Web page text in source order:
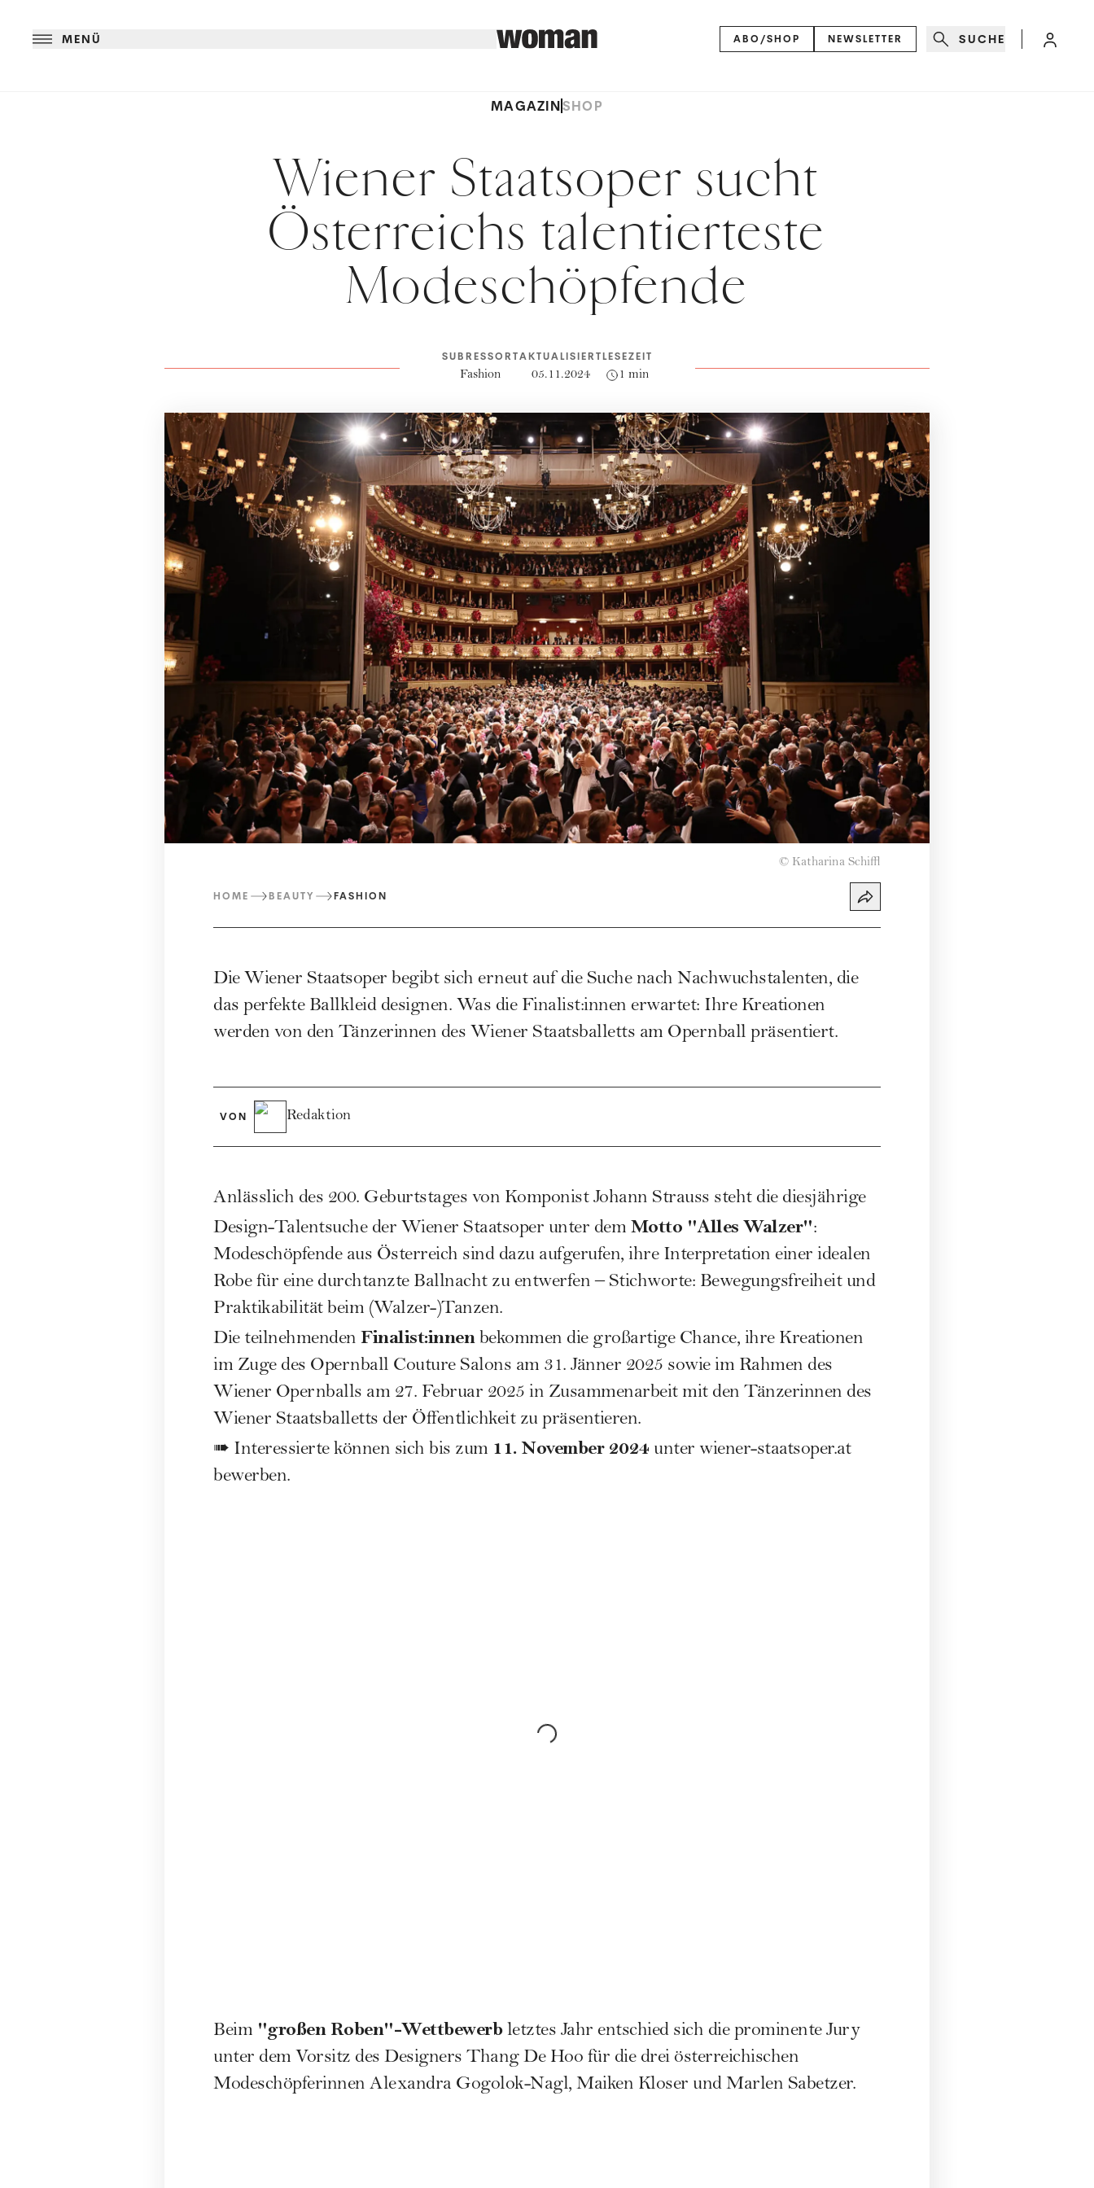
MENÜ ABO/SHOP NEWSLETTER SUCHE
MAGAZINSHOP
Wiener Staatsoper sucht
Österreichs talentierteste
Modeschöpfende
SUBRESSORT
Fashion
AKTUALISIERT
05.11.2024
LESEZEIT
1 min
© Katharina Schiffl
HOME BEAUTY FASHION
Die Wiener Staatsoper begibt sich erneut auf die Suche nach Nachwuchstalenten, die
das perfekte Ballkleid designen. Was die Finalist:innen erwartet: Ihre Kreationen
werden von den Tänzerinnen des Wiener Staatsballetts am Opernball präsentiert.
VON Redaktion
Anlässlich des 200. Geburtstages von Komponist Johann Strauss steht die diesjährige
Design-Talentsuche der Wiener Staatsoper unter dem Motto "Alles Walzer":
Modeschöpfende aus Österreich sind dazu aufgerufen, ihre Interpretation einer idealen
Robe für eine durchtanzte Ballnacht zu entwerfen – Stichworte: Bewegungsfreiheit und
Praktikabilität beim (Walzer-)Tanzen.
Die teilnehmenden Finalist:innenbekommen die großartige Chance, ihre Kreationen
im Zuge des Opernball Couture Salons am 31. Jänner 2025 sowie im Rahmen des
Wiener Opernballs am 27. Februar 2025 in Zusammenarbeit mit den Tänzerinnen des
Wiener Staatsballetts der Öffentlichkeit zu präsentieren.
➠ Interessierte können sich bis zum 11. November 2024 unter wiener-staatsoper.at
bewerben.
Beim "großen Roben"-Wettbewerb letztes Jahr entschied sich die prominente Jury
unter dem Vorsitz des Designers Thang De Hoo für die drei österreichischen
Modeschöpferinnen Alexandra Gogolok-Nagl, Maiken Kloser und Marlen Sabetzer.